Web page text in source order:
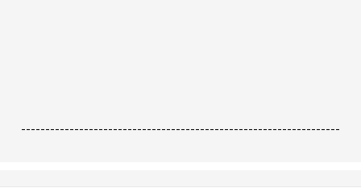
------------------------------------------------------------------